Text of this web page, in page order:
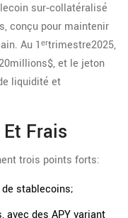
sur‑collatéralisé
conçu pour maintenir
. Au 1ᵉʳtrimestre2025,
et le jeton
liquidité et
Frais
trois points forts:
stablecoins;
avec des APY variant